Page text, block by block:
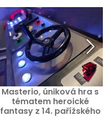
Masterio, úniková hra s
tématem heroické
fantasy z 14. pařížského